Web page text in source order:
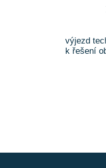
výjezd
k řešení